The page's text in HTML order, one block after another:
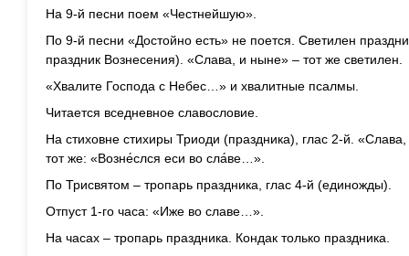
На 9-й песни поем «Честнейшую».
По 9-й песни «Достойно есть» не поется. Светилен
праздник Вознесения). «Слава, и ныне» – тот же светилен.
«Хвалите Господа с Небес…» и хвалитные псалмы.
Читается вседневное славословие.
На стиховне стихиры Триоди (праздника), глас 2-й.
тот же: «Возне́слся еси во сла́ве…».
По Трисвятом – тропарь праздника, глас 4-й (единожды).
Отпуст 1-го часа: «Иже во славе…».
На часах – тропарь праздника. Кондак только праздника.